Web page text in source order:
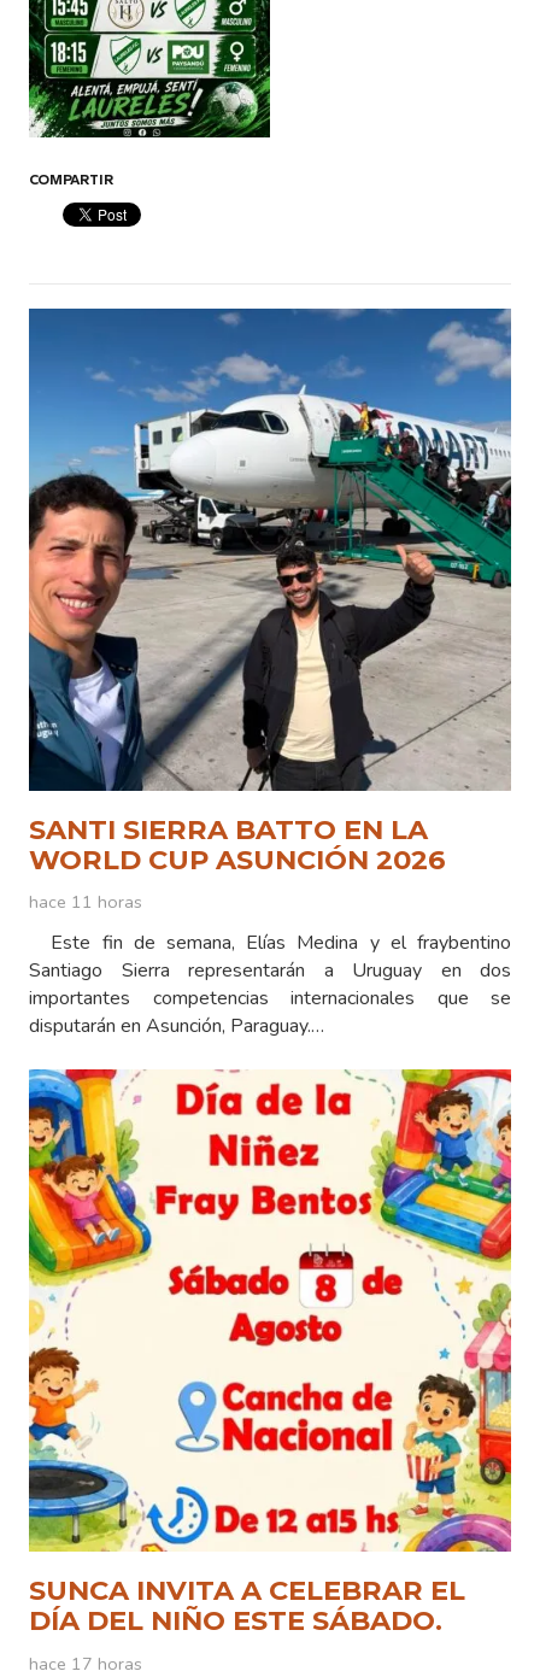
COMPARTIR
SANTI SIERRA BATTO EN LA
WORLD CUP ASUNCIÓN 2026
hace 11 horas
Este fin de semana, Elías Medina y el fraybentino
Santiago Sierra representarán a Uruguay en dos
importantes competencias internacionales que se
disputarán en Asunción, Paraguay.…
SUNCA INVITA A CELEBRAR EL
DÍA DEL NIÑO ESTE SÁBADO.
hace 17 horas